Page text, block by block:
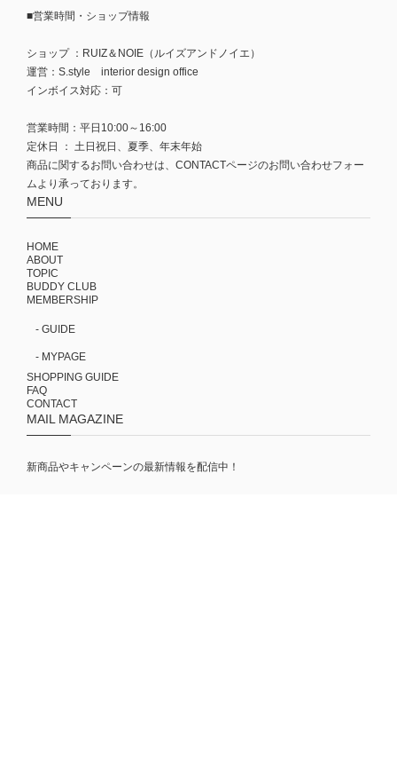
■営業時間・ショップ情報
ショップ ：RUIZ＆NOIE（ルイズアンドノイエ）
運営：S.style interior design office
インボイス対応：可
営業時間：平日10:00～16:00
定休日 ： 土日祝日、夏季、年末年始
商品に関するお問い合わせは、CONTACTページのお問い合わせフォー
ムより承っております。
MENU
HOME
ABOUT
TOPIC
BUDDY CLUB
MEMBERSHIP
- GUIDE
- MYPAGE
SHOPPING GUIDE
FAQ
CONTACT
MAIL MAGAZINE
新商品やキャンペーンの最新情報を配信中！